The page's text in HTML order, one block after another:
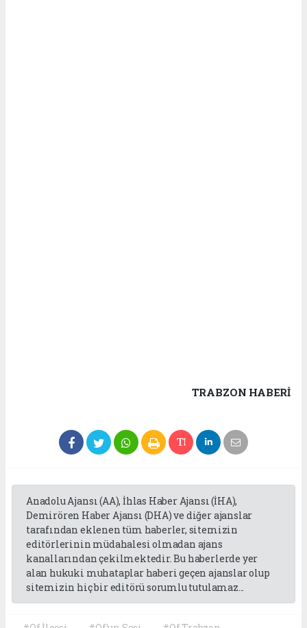
TRABZON HABERİ
Anadolu Ajansı (AA), İhlas Haber Ajansı (İHA),
Demirören Haber Ajansı (DHA) ve diğer ajanslar
tarafından eklenen tüm haberler, sitemizin
editörlerinin müdahalesi olmadan ajans
kanallarından çekilmektedir. Bu haberlerde yer
alan hukuki muhataplar haberi geçen ajanslar olup
sitemizin hiç bir editörü sorumlu tutulamaz...